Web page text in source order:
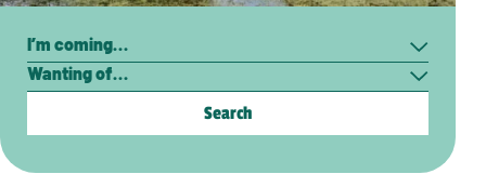
Search